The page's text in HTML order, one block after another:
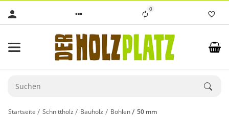
0
Startseite Schnittholz Bauholz Bohlen 50 mm